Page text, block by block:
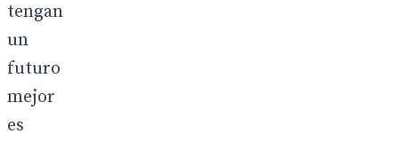
tengan
un
futuro
mejor
es